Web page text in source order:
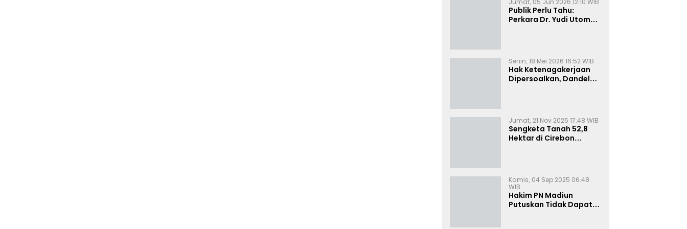
Jumat, 05 Jun 2026 12:10 WIB
Publik Perlu Tahu:
Perkara Dr. Yudi Utomo
Resmi
Senin, 18 Mei 2026 16:52 WIB
Hak Ketenagakerjaan
Dipersoalkan, Dandel
Jumat, 21 Nov 2025 17:48 WIB
Sengketa Tanah 52,8
Hektar di Cirebon
Kamis, 04 Sep 2025 06:48
WIB
Hakim PN Madiun
Putuskan Tidak Dapat